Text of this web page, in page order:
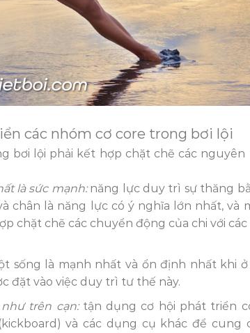
các nhóm cơ core trong bơi lội
bơi lội phải kết hợp chặt chẽ các nguyên
là sức mạnh:năng lực duy trì sự thăng
chân là năng lực có ý nghĩa lớn nhất, và
chặt chẽ các chuyển động của chi với các
sống là mạnh nhất và ổn định nhất khi
đặt vào việc duy trì tư thế này.
trên cạn:tận dụng cơ hội phát triển
và các dụng cụ khác để cung